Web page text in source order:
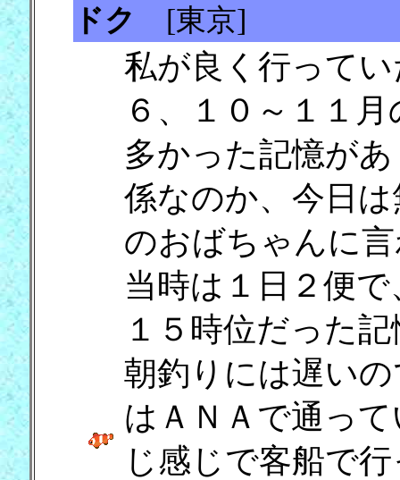
ドク
[東京] [19/
私が良く行って
６、１０～１１
多かった記憶が
係なのか、今日
のおばちゃんに
当時は１日２便
１５時位だった
朝釣りには遅い
はＡＮＡで通っ
じ感じで客船で